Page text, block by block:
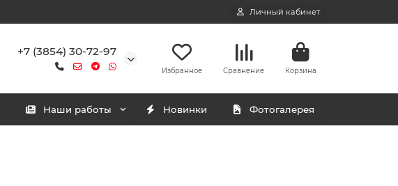
Личный кабинет
+7 (3854) 30-72-97
Избранное Сравнение Корзина
Наши работы Новинки Фотогалерея